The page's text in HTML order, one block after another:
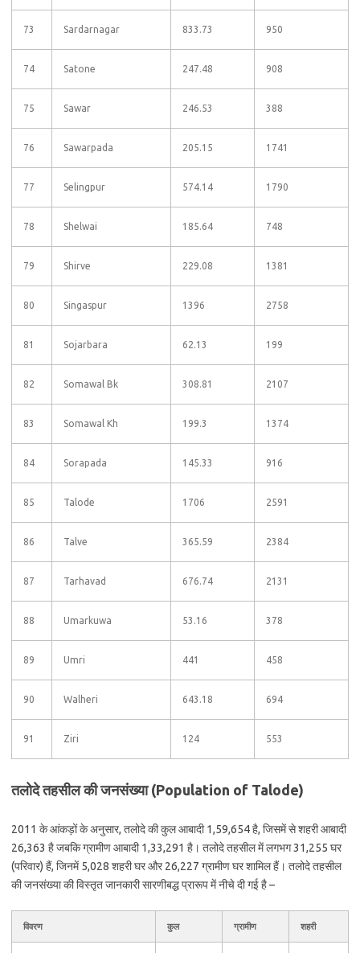
73 Sardarnagar 833.73 950
74 Satone 247.48 908
75 Sawar 246.53 388
76 Sawarpada 205.15 1741
77 Selingpur 574.14 1790
78 Shelwai 185.64 748
79 Shirve 229.08 1381
80 Singaspur 1396 2758
81 Sojarbara 62.13 199
82 Somawal Bk 308.81 2107
83 Somawal Kh 199.3 1374
84 Sorapada 145.33 916
85 Talode 1706 2591
86 Talve 365.59 2384
87 Tarhavad 676.74 2131
88 Umarkuwa 53.16 378
89 Umri 441 458
90 Walheri 643.18 694
91 Ziri 124 553
तलोदे तहसील की जनसंख्या (Population of Talode)
2011 के आंकड़ों के अनुसार, तलोदे की कुल आबादी 1,59,654 है, जिसमें से शहरी आबादी
26,363 है जबकि ग्रामीण आबादी 1,33,291 है। तलोदे तहसील में लगभग 31,255 घर
(परिवार) हैं, जिनमें 5,028 शहरी घर और 26,227 ग्रामीण घर शामिल हैं। तलोदे तहसील
की जनसंख्या की विस्तृत जानकारी सारणीबद्ध प्रारूप में नीचे दी गई है –
विवरण कुल ग्रामीण शहरी